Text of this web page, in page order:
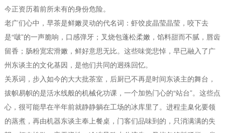
今正资历着前所未有的身份危险。
老广们心中，早茶是鲜嫩灵动的代名词：虾饺皮晶莹晶莹，咬下去
是“啵”的一声脆响，口感弹牙；叉烧包蓬松柔嫩，馅料甜而不腻，唇齿
留香；肠粉宽宏滑嫩，鲜好意思无比。这些味觉悲悼，早已融入了广
州东谈主的文化基因，是他们共同的迥殊回忆。
关系词，步入如今的大大批茶室，后厨已不再是时间东谈主的舞台，
拔帜易帜的是活水线般的机械化功课，一个加热门心的“站台”。这些点
心，很可能早在半年前就静静躺在工场的冰库里了。进程圭臬化要领
的蒸煮，再由机器东谈主奉上餐桌，门客们品味到的，只消满满的失